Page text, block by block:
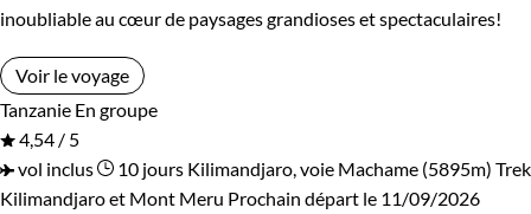
inoubliable au cœur de paysages grandioses et spectaculaires!
Voir le voyage
Tanzanie En groupe
4,54 / 5
vol inclus
10 jours Kilimandjaro, voie Machame (5895m) Trek
Kilimandjaro et Mont Meru Prochain départ le 11/09/2026